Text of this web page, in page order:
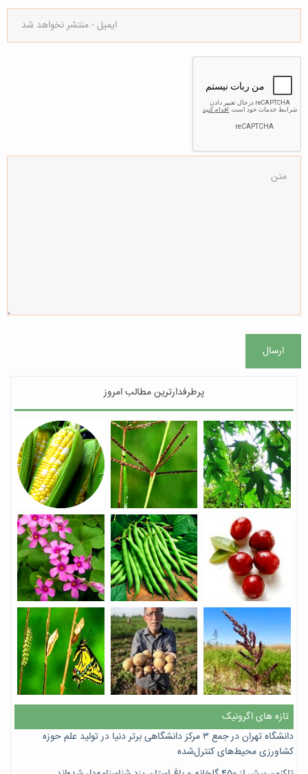
ارسال
پرطرفدارترین مطالب امروز
تازه های اگرونیک
دانشگاه تهران در جمع ۳ مرکز دانشگاهی برتر دنیا در تولید علم حوزه
کشاورزی محیط‌های کنترل‌شده